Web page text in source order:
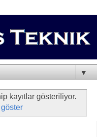
▼
kayıtlar gösteriliyor.
göster